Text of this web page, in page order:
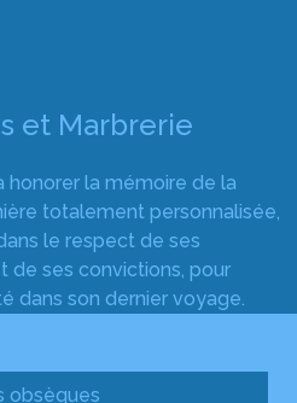
et Marbrerie
honorer la mémoire de la
totalement personnalisée,
le respect de ses
de ses convictions, pour
dans son dernier voyage.
obsèques